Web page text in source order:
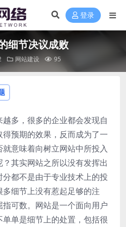
登录
细节决议成败
网站建设 95
多，很多的企业都会发现自
预期的效果，反而成为了一
意味着向树立网站中所投入
其实网站之所以没有发挥出
都不是由于专业技术上的投
细节上没有惹起足够的注
可数。网站是一个面向用户
单是细节上的处置，包括很